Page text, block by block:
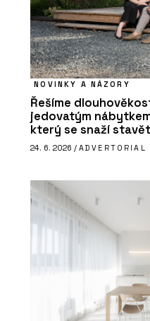
NOVINKY A NÁZORY
Řešíme
jedovatým
který se snaží
24. 6. 2026 / ADVERTORIAL